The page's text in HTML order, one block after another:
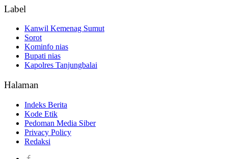
Label
Kanwil Kemenag Sumut
Sorot
Kominfo nias
Bupati nias
Kapolres Tanjungbalai
Halaman
Indeks Berita
Kode Etik
Pedoman Media Siber
Privacy Policy
Redaksi